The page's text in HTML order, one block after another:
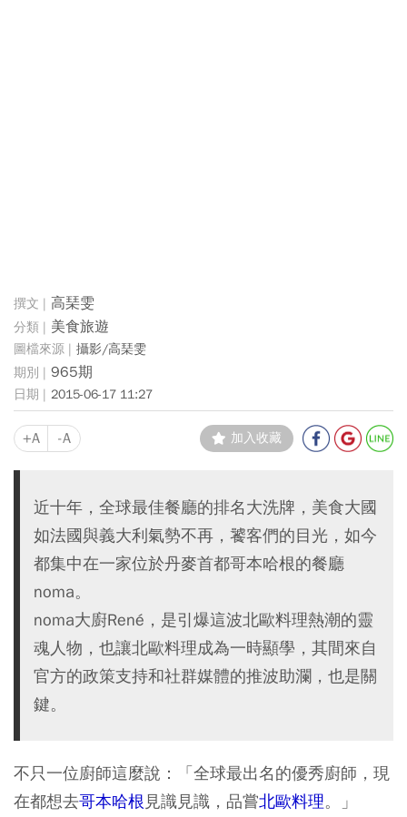
高琹雯
美食旅遊
攝影/高琹雯
965期
2015-06-17 11:27
+A -A 加入收藏
近十年，全球最佳餐廳的排名大洗牌，美食大國
如法國與義大利氣勢不再，饕客們的目光，如今
都集中在一家位於丹麥首都哥本哈根的餐廳
noma。
noma大廚René，是引爆這波北歐料理熱潮的靈
魂人物，也讓北歐料理成為一時顯學，其間來自
官方的政策支持和社群媒體的推波助瀾，也是關
鍵。
不只一位廚師這麼說：「全球最出名的優秀廚師，現
在都想去哥本哈根見識見識，品嘗北歐料理。」